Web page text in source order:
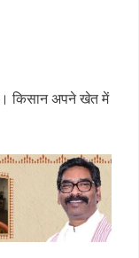
किसान अपने खेत में